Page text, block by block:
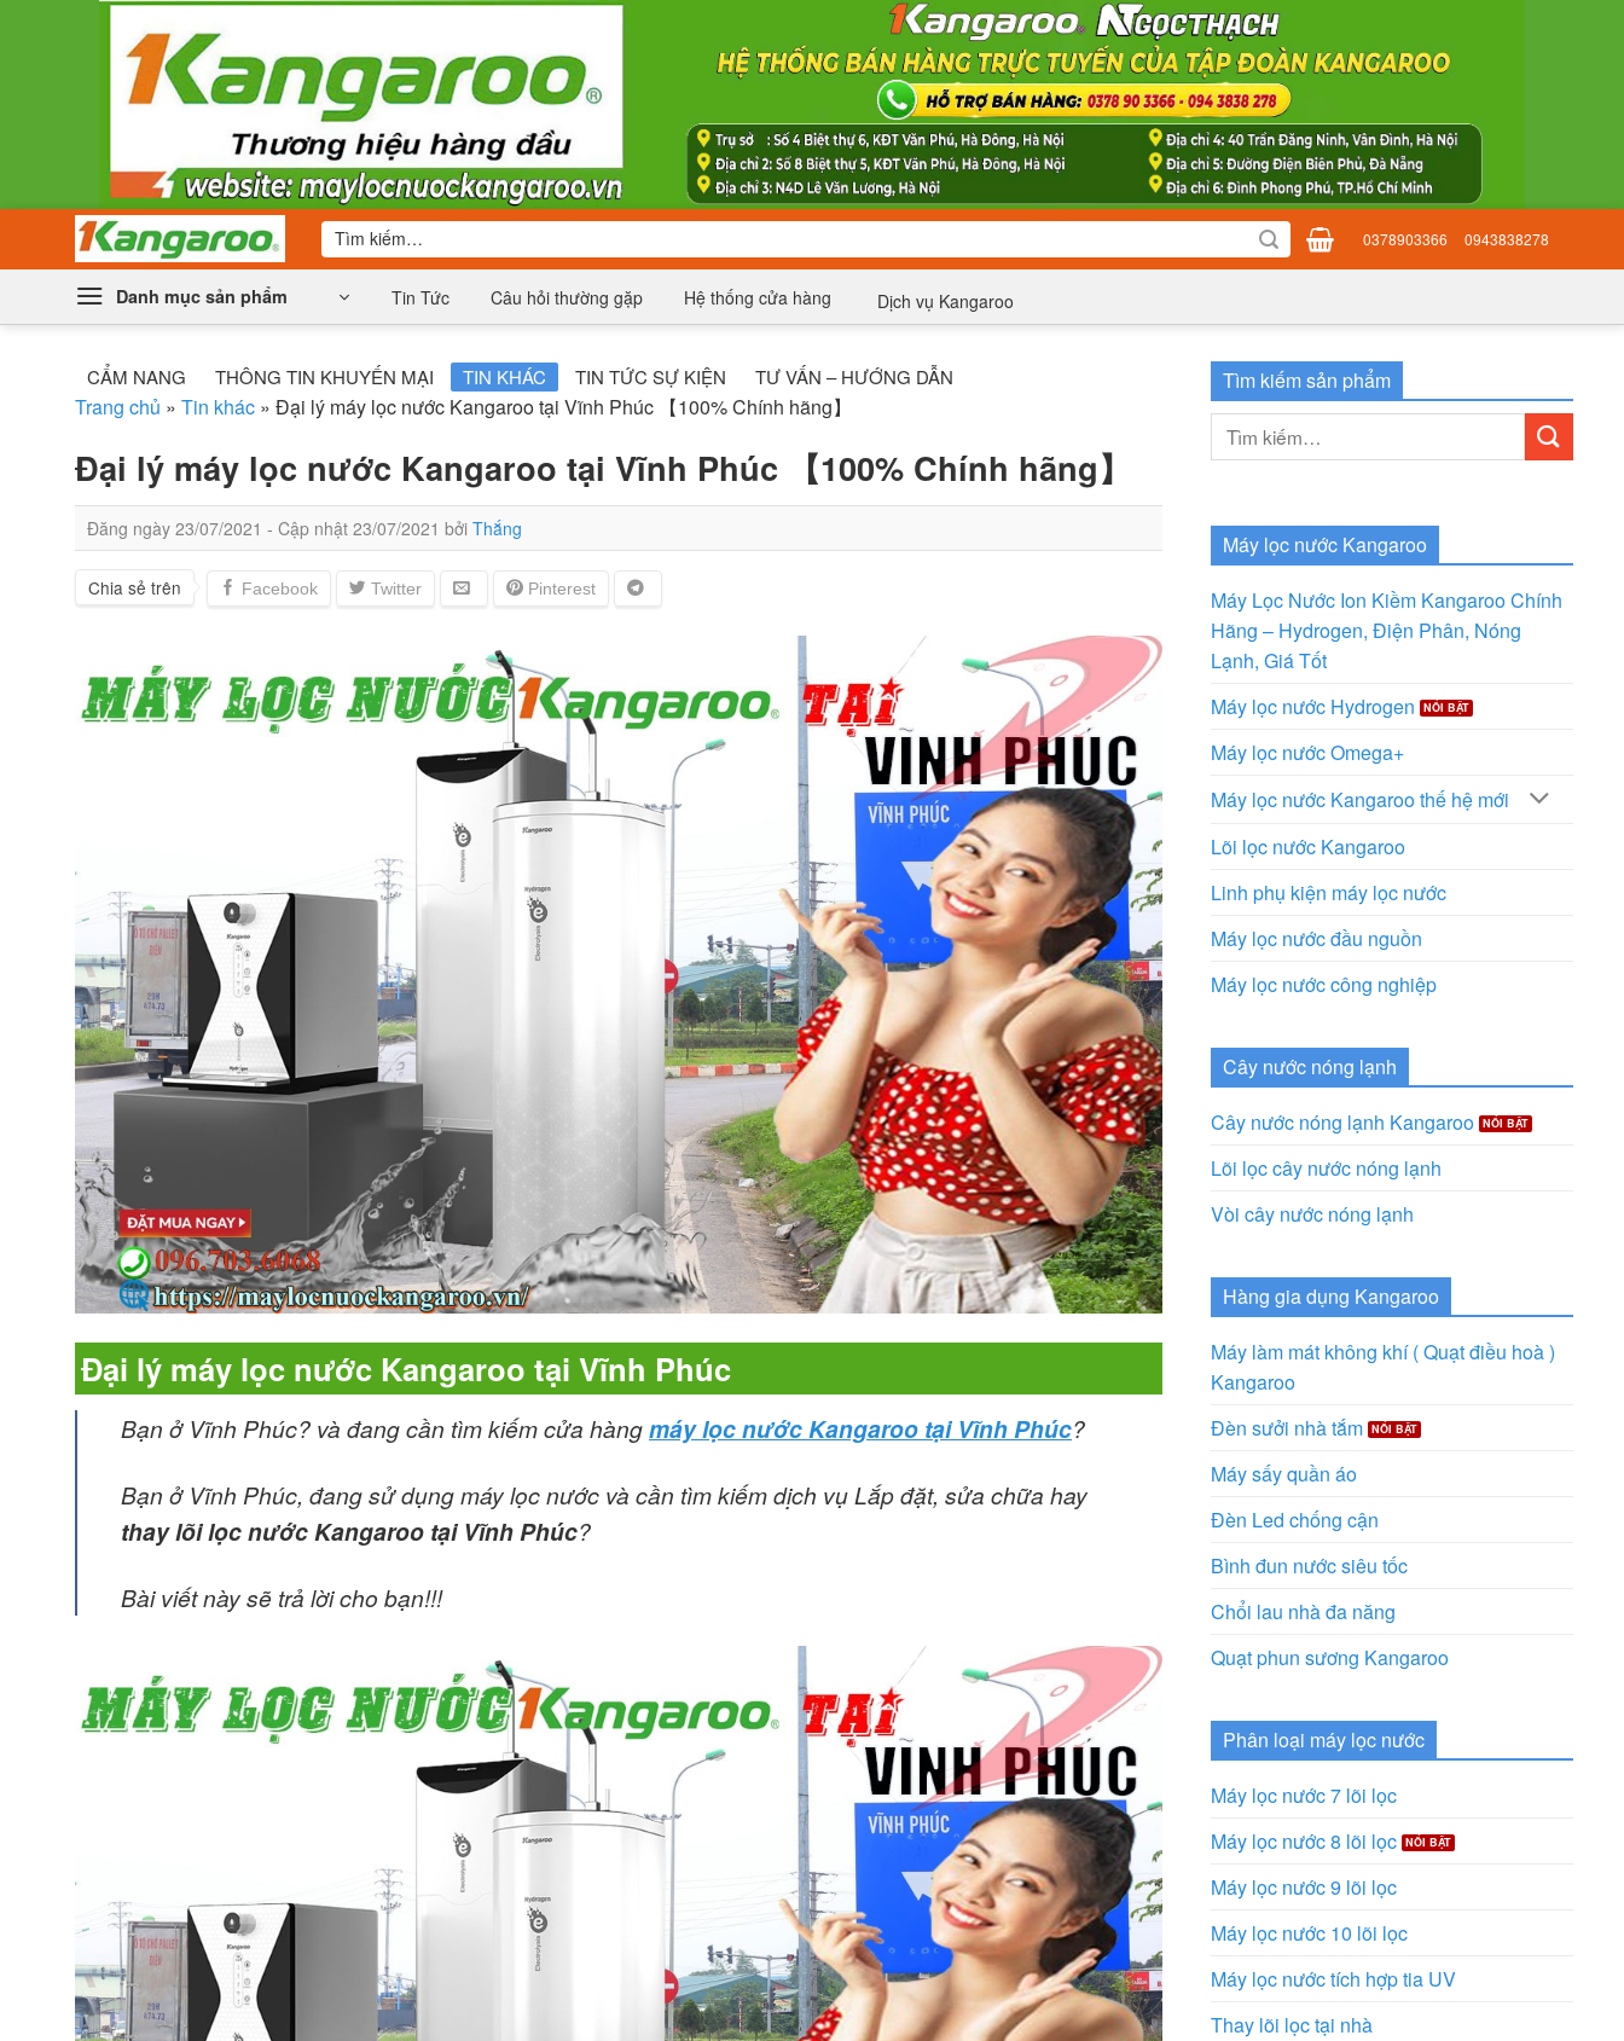
Tìm
kiếm:
0378903366 0943838278
Danh mục sản phẩm Tin Tức Câu hỏi thường gặp Hệ thống cửa hàng Dịch vụ Kangaroo
CẨM NANG THÔNG TIN KHUYẾN MẠI TIN KHÁC TIN TỨC SỰ KIỆN TƯ VẤN – HƯỚNG DẪN
Trang chủ » Tin khác » Đại lý máy lọc nước Kangaroo tại Vĩnh Phúc 【100% Chính hãng】
Đại lý máy lọc nước Kangaroo tại Vĩnh Phúc 【100% Chính hãng】
Đăng ngày 23/07/2021 - Cập nhật 23/07/2021 bởi Thắng
Chia sẻ trên
Đại lý máy lọc nước Kangaroo tại Vĩnh Phúc
Bạn ở Vĩnh Phúc? và đang cần tìm kiếm cửa hàngmáy lọc nước Kangaroo tại Vĩnh Phúc?
Bạn ở Vĩnh Phúc, đang sử dụng máy lọc nước và cần tìm kiếm dịch vụ Lắp đặt, sửa chữa hay
thay lõi lọc nước Kangaroo tại Vĩnh Phúc?
Bài viết này sẽ trả lời cho bạn!!!
Tìm kiếm sản phẩm
kiếm:
Máy lọc nước Kangaroo
Máy Lọc Nước Ion Kiềm Kangaroo Chính
Hãng – Hydrogen, Điện Phân, Nóng
Lạnh, Giá Tốt
Máy lọc nước Hydrogen
Máy lọc nước Omega+
Máy lọc nước Kangaroo thế hệ mới
Lõi lọc nước Kangaroo
Linh phụ kiện máy lọc nước
Máy lọc nước đầu nguồn
Máy lọc nước công nghiệp
Cây nước nóng lạnh
Cây nước nóng lạnh Kangaroo
Lõi lọc cây nước nóng lạnh
Vòi cây nước nóng lạnh
Hàng gia dụng Kangaroo
Máy làm mát không khí ( Quạt điều hoà )
Kangaroo
Đèn sưởi nhà tắm
Máy sấy quần áo
Đèn Led chống cận
Bình đun nước siêu tốc
Chổi lau nhà đa năng
Quạt phun sương Kangaroo
Phân loại máy lọc nước
Máy lọc nước 7 lõi lọc
Máy lọc nước 8 lõi lọc
Máy lọc nước 9 lõi lọc
Máy lọc nước 10 lõi lọc
Máy lọc nước tích hợp tia UV
Thay lõi lọc tại nhà